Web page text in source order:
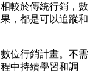
較於傳統行銷，數
，都是可以追蹤和
位行銷計畫。不需
中持續學習和調